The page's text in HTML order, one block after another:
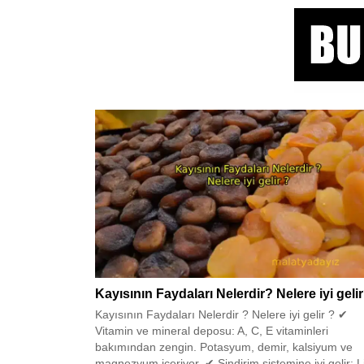
Kayısının Faydaları Nelerdir? Nelere iyi
Kayısının Faydaları Nelerdir ? Nelere iyi gelir ? ✔
Vitamin ve mineral deposu: A, C, E vitaminleri
bakımından zengin. Potasyum, demir, kalsiyum ve